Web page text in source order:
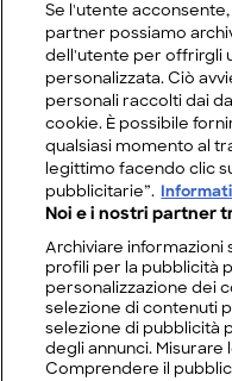
Se l'utente
partner possiamo
dell'utente per offrirgli
personalizzata. Ciò
personali raccolti dai
cookie. È possibile
qualsiasi momento al
legittimo facendo clic
pubblicitarie”.
Noi e i nostri partner
Archiviare informazioni
profili per la pubblicità
personalizzazione dei
selezione di contenuti
selezione di pubblicità
degli annunci.
Comprendere il